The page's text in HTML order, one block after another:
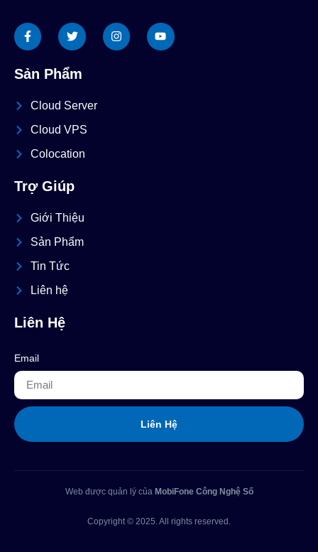
Sản Phẩm
Cloud Server
Cloud VPS
Colocation
Trợ Giúp
Giới Thiệu
Sản Phẩm
Tin Tức
Liên hệ
Liên Hệ
Email
Liên Hệ
Web được quản lý của MobiFone Công Nghệ Số
Copyright © 2025. All rights reserved.